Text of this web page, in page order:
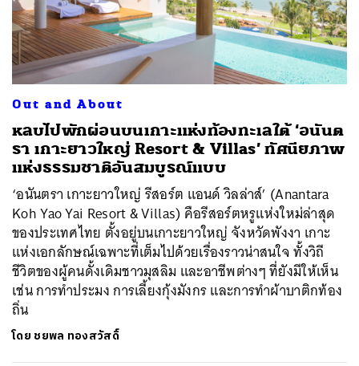
Out and About
หลบไปพักผ่อนบนเกาะแห่งท้องทะเลใต้ ‘อนันต
รา เกาะยาวใหญ่ Resort & Villas’ ทัศนียภาพ
แห่งธรรมชาติอันสมบูรณ์แบบ
‘อนันตรา เกาะยาวใหญ่ รีสอร์ต แอนด์ วิลล่าส์’ (Anantara
Koh Yao Yai Resort & Villas) คือรีสอร์ตหรูแห่งใหม่ล่าสุด
ของประเทศไทย ตั้งอยู่บนเกาะยาวใหญ่ จังหวัดพังงา เกาะ
แห่งเอกลักษณ์เฉพาะที่เต็มไปด้วยเรื่องราวน่าสนใจ ทั้งวิถี
ชีวิตของผู้คนดั้งเดิมชาวมุสลิม และอาชีพต่างๆ ที่ยังมีให้เห็น
เช่น การทำประมง การเลี้ยงกุ้งมังกร และการทำผ้าบาติกท้อง
ถิ่น
โดย ชยพล ทองสวัสดิ์
ค้นหา
SHARE